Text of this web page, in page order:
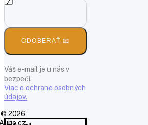
ODOBERAŤ 📧
Váš e-mail je u nás v
bezpečí.
Viac o ochrane osobných
údajov.
© 2026